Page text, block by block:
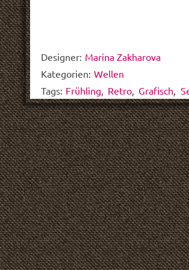
Designer: Marina Zakharova
Kategorien: Wellen
Tags: Frühling Retro Grafisch